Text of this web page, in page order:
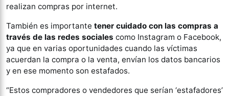
realizan compras por internet.
También es importante tener cuidado con las compras a
través de las redes sociales como Instagram o Facebook,
ya que en varias oportunidades cuando las víctimas
acuerdan la compra o la venta, envían los datos bancarios
y en ese momento son estafados.
“Estos compradores o vendedores que serían ‘estafadores’